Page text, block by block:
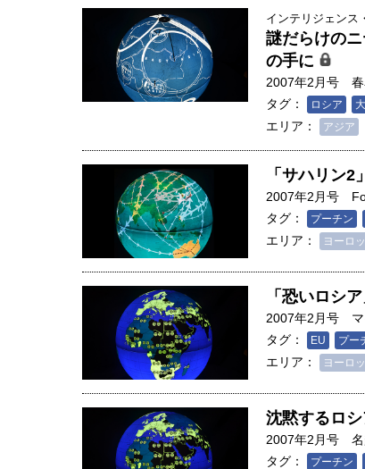
インテリジェンス
謎だらけの
の手に
2007年2月号
タグ：
ロシア
エリア： アジア
「サハリン
2007年2月号
タグ：
プーチン
エリア： ヨーロ
「恐いロシ
2007年2月号
タグ：
EU プー
エリア： ヨーロ
沈黙するロ
2007年2月号
タグ：
プーチン